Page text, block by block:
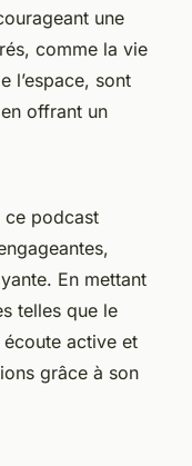
une
comme la vie
l’espace, sont
offrant un
ce podcast
En mettant
telles que le
écoute active et
grâce à son